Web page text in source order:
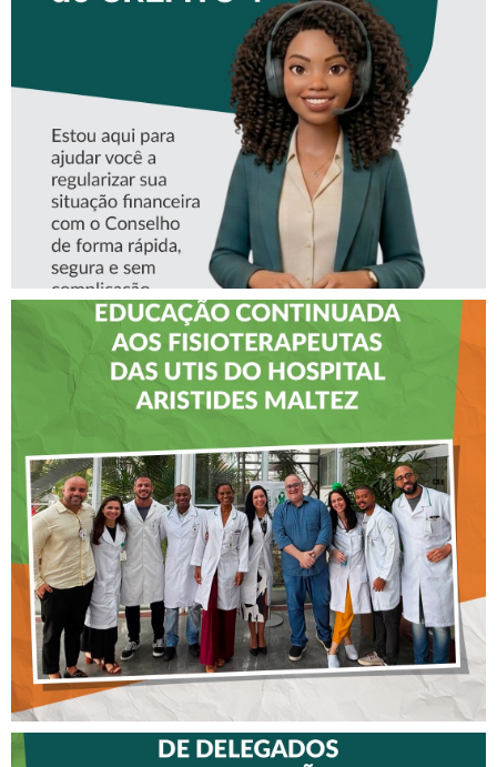
CONHEÇA A ‘ALINE’,
ASSISTENTE VIRTUAL DO
CREFITO-7
CREFITO-7 LEVA EDUCAÇÃO
CONTINUADA AOS
FISIOTERAPEUTAS DAS UTIs
DO HOSPITAL ARISTIDES
MALTEZ